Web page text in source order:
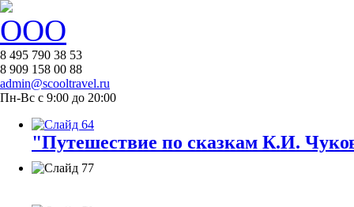
8 495 790 38 53
8 909 158 00 88
admin@scooltravel.ru
Пн-Вс с 9:00 до 20:00
"Путешествие по сказкам К.И.